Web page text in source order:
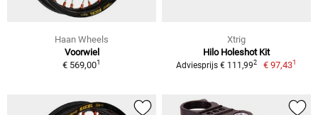
Haan Wheels
Voorwiel
€ 569,001
Xtrig
Hilo Holeshot Kit
Adviesprijs € 111,992 € 97,431